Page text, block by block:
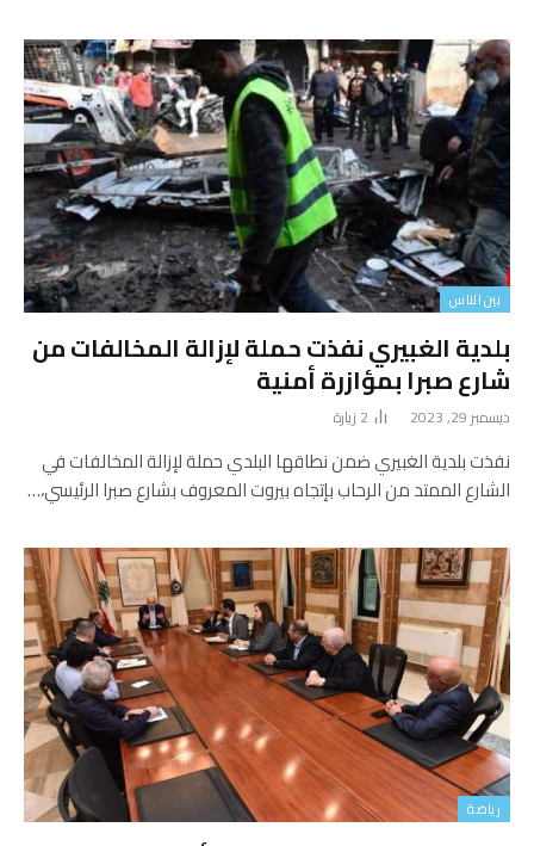
بين الناس
بلدية الغبيري نفذت حملة لإزالة المخالفات من
شارع صبرا بمؤازرة أمنية
ديسمبر 29, 2023 2 زيارة
نفذت بلدية الغبيري ضمن نطاقها البلدي حملة لإزالة المخالفات في
الشارع الممتد من الرحاب بإتجاه بيروت المعروف بشارع صبرا الرئيسي،…
رياضة